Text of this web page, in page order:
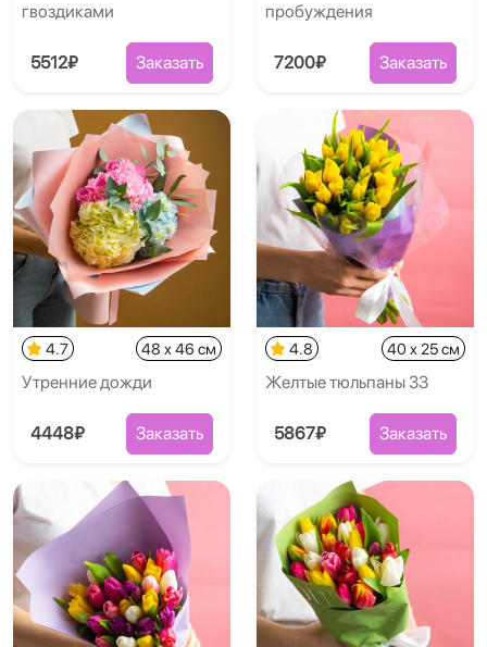
гвоздиками
5512₽ Заказать
пробуждения
7200₽ Заказать
4.7 48 x 46 см
Утренние дожди
4448₽ Заказать
4.8 40 x 25 см
Желтые тюльпаны 33
5867₽ Заказать